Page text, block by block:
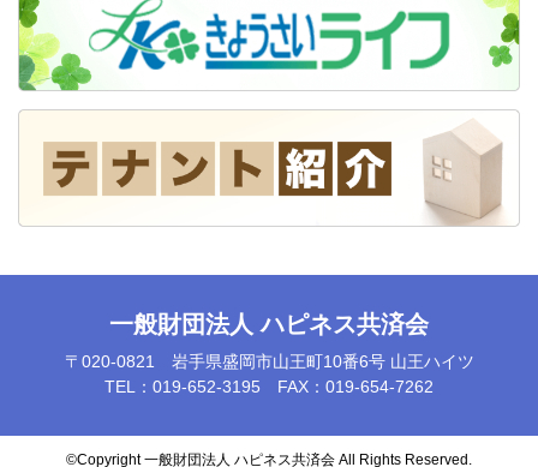
一般財団法人 ハピネス共済会
〒020-0821 岩手県盛岡市山王町10番6号 山王ハイツ
TEL：019-652-3195 FAX：019-654-7262
©️Copyright 一般財団法人 ハピネス共済会 All Rights Reserved.